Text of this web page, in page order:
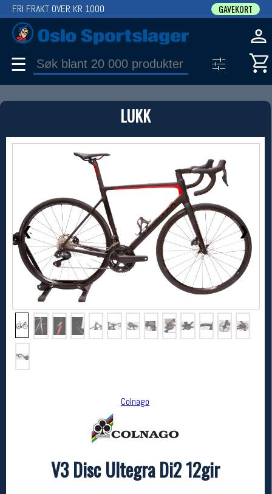
LUKK
❮ ❯
Colnago
V3 Disc Ultegra Di2 12gir
FRI FRAKT OVER KR 1000 GAVEKORT
☰
PRODUKT
Produkter (1)
Bruk filter til å spisse søket
Colnago
kr 51990